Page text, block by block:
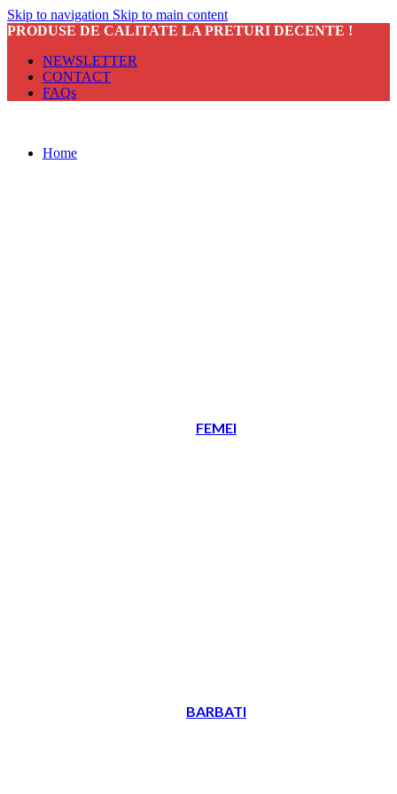
Skip to navigation Skip to main content
PRODUSE DE CALITATE LA PRETURI DECENTE !
NEWSLETTER
CONTACT
FAQs
Home
FEMEI
BARBATI